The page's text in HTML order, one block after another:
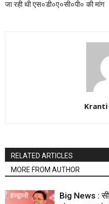
जा रही थी एस०डी०ए०सी०पी० की मांग
Kranti
RELATED ARTICLES
MORE FROM AUTHOR
Big News :